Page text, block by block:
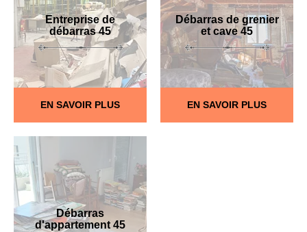
Entreprise de
débarras 45
EN SAVOIR PLUS
Débarras de grenier
et cave 45
EN SAVOIR PLUS
Débarras
d'appartement 45